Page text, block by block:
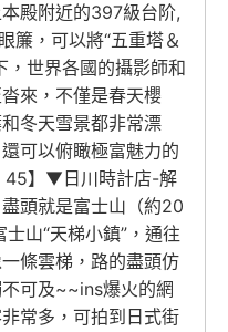
殿附近的397級台阶,
簾，可以將“五重塔＆
，世界各國的攝影師和
來，不僅是春天櫻
冬天雪景都非常漂
可以俯瞰極富魅力的
45】▼日川時計店-解
頭就是富士山（約20
山“天梯小鎮”，通往
條雲梯，路的盡頭仿
可及~~ins爆火的網
常多，可拍到日式街